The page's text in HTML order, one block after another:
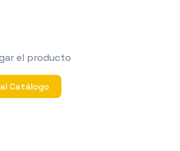
el producto
Catálogo